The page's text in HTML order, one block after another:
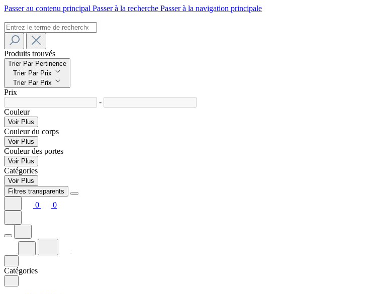
Passer au contenu principal Passer à la recherche Passer à la navigation principale
Produits trouvés
Trier Par Pertinence
Trier Par Prix
Trier Par Prix
Prix
-
Couleur
Voir Plus
Couleur du corps
Voir Plus
Couleur des portes
Voir Plus
Catégories
Voir Plus
Filtres transparents
0 0
Catégories